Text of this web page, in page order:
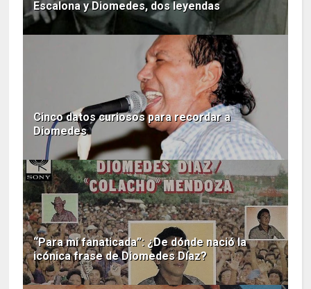
Escalona y Diomedes, dos leyendas
Cinco datos curiosos para recordar a
Diomedes
“Para mi fanaticada”: ¿De dónde nació la
icónica frase de Diomedes Díaz?